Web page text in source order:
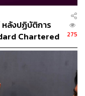
กแจ้งเตือนภัยไป
วังประกาศรับสมัคร
งและเดินทางฟรี
การค้ามนุษย์ข้าม
มการจัดหางานก่อน
หลังปฏิบัติการ
Chartered
อดอลลาร์
275